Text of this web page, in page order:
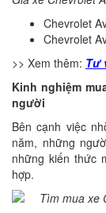
Chevrolet
Chevrolet
>> Xem thêm: Tư
Kinh nghiệm
người
Bên cạnh việc
năm, những
những kiến thức
hợp.